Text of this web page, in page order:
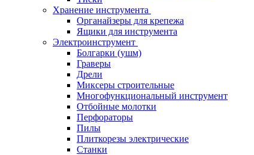
Хранение инструмента
Органайзеры для крепежа
Ящики для инструмента
Электроинструмент
Болгарки (ушм)
Граверы
Дрели
Миксеры строительные
Многофункциональный инструмент
Отбойные молотки
Перфораторы
Пилы
Плиткорезы электрические
Станки